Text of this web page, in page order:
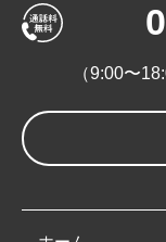
（9:00〜